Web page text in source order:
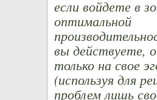
если войдете в
оптимальной
вы действуете,
только на свое
(используя для
проблем лишь